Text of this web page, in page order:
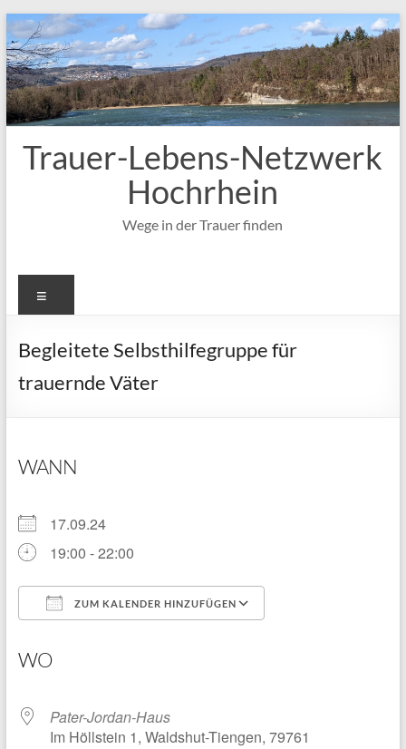
Zum
Inhalt
springen
Trauer-Lebens-Netzwerk
Hochrhein
Wege in der Trauer finden
Begleitete Selbsthilfegruppe für
trauernde Väter
WANN
17.09.24
19:00 - 22:00
ZUM KALENDER HINZUFÜGEN
WO
Pater-Jordan-Haus
Im Höllstein 1, Waldshut-Tiengen, 79761